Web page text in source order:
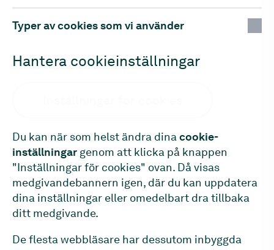
Typer av cookies som vi använder
Hantera cookieinställningar
Du kan när som helst ändra dinacookie-
inställningar genom att klicka på knappen
"Inställningar för cookies" ovan. Då visas
medgivandebannern igen, där du kan uppdatera
dina inställningar eller omedelbart dra tillbaka
ditt medgivande.
De flesta webbläsare har dessutom inbyggda